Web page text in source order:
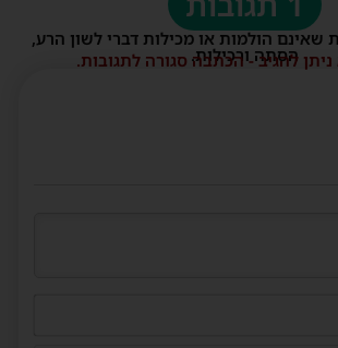
שאינם הולמות או מכילות דברי לשון הרע,
הסתה ורכילות.
להגיב - הכתבה סגורה לתגובות.